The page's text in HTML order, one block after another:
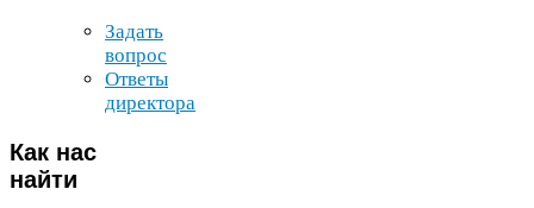
Задать
вопрос
Ответы
директора
Как нас
найти